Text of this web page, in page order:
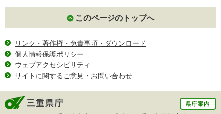
このページのトップへ
リンク・著作権・免責事項・ダウンロード
個人情報保護ポリシー
ウェブアクセシビリティ
サイトに関するご意見・お問い合わせ